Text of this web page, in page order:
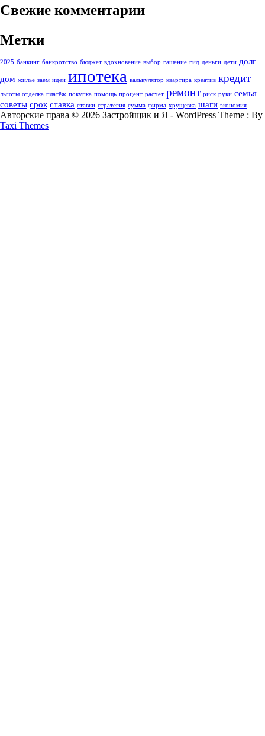
Свежие комментарии
Метки
2025 банкинг банкротство бюджет вдохновение выбор гашение гид деньги дети долг
дом жильё заем идеи ипотека калькулятор квартира креатив кредит
льготы отделка платёж покупка помощь процент расчет ремонт риск руки семья
советы срок ставка ставки стратегия сумма фирма хрущевка шаги экономия
Авторские права © 2026 Застройщик и Я - WordPress Theme : By
Taxi Themes